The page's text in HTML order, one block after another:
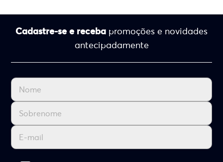
Cadastre-se e receba promoções e novidades
antecipadamente